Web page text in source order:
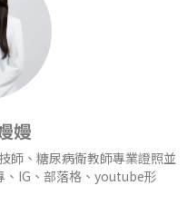
嫚
師、糖尿病衛教師專業證照並
、IG、部落格、youtube形